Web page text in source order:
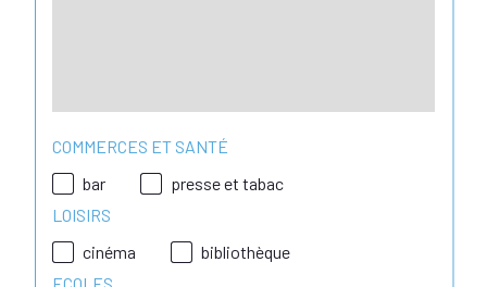
COMMERCES ET SANTÉ
bar
presse et tabac
LOISIRS
cinéma
bibliothèque